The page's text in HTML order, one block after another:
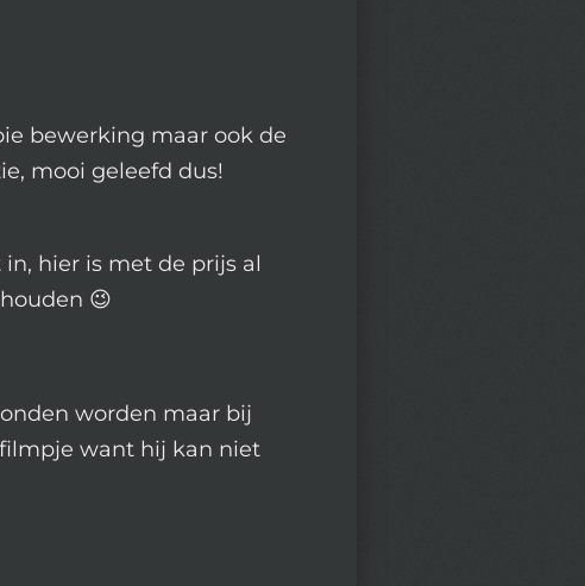
bewerking maar ook de
mooi geleefd dus!
hier is met de prijs al
😉
worden maar bij
want hij kan niet